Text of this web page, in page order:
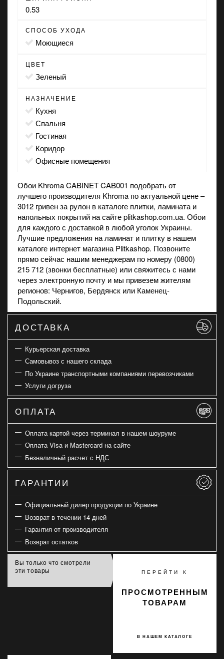
0.53
СПОСОБ УХОДА
моющиеся
ЦВЕТ
зеленый
НАЗНАЧЕНИЕ
кухня
спальня
гостиная
коридор
офисные помещения
Обои Khroma CABINET CAB001 подобрать от
лучшего производителя Khroma по актуальной цене –
3012 гривен за рулон в каталоге плитки, ламината и
напольных покрытий на сайте plitkashop.com.ua. Обои
для каждого с доставкой в любой уголок Украины.
Лучшие предложения на ламинат и плитку в нашем
каталоге интернет магазина Plitkashop. Позвоните
прямо сейчас нашим менеджерам по номеру (0800)
215 712 (звонки бесплатные) или свяжитесь с нами
через электронную почту и мы привезем жителям
регионов: Чернигов, Бердянск или Каменец-
Подольский.
ДОСТАВКА
Курьерская доставка
Самовывоз с нашего склада
По Украине транспортными компаниями перевозчиками
Услуги догруза
ОПЛАТА
Оплата картой через терминал в нашем шоуруме
Оплата Visa и Mastercard на сайте
Безналичный расчет с НДС
ГАРАНТИИ
Официальный дилер продукции по Украине
Возврат в течении 14 дней
Гарантия от производителя
Возврат остатков
Вы только что смотрели
эти товары
ПЕРЕЙТИ К
В НАШЕМ КАТАЛОГЕ
ПРОСМОТРЕННЫМ
ТОВАРАМ